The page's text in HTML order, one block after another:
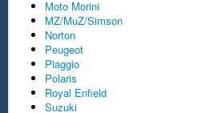
Moto Morini
MZ/MuZ/Simson
Norton
Peugeot
Piaggio
Polaris
Royal Enfield
Suzuki